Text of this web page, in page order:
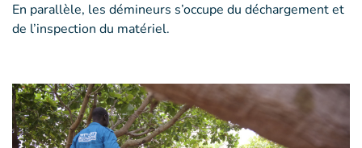
En parallèle, les démineurs s’occupe du déchargement et
de l’inspection du matériel.